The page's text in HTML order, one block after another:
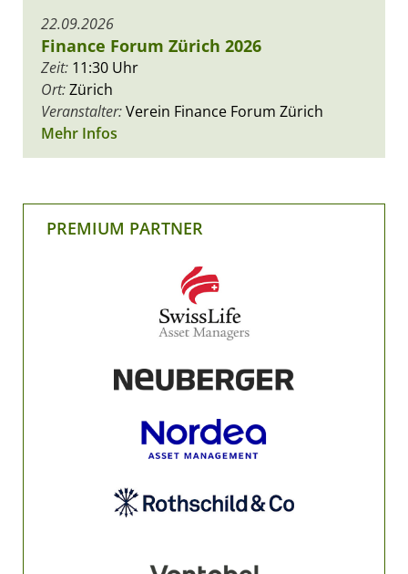
22.09.2026
Finance Forum Zürich 2026
Zeit: 11:30 Uhr
Ort:Zürich
Veranstalter:Verein Finance Forum Zürich
Mehr Infos
PREMIUM PARTNER